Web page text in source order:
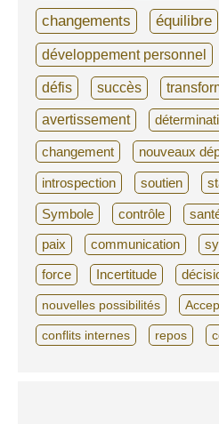
changements
équilibre
développement personnel
défis succès
avertissement
changement nouveaux
introspection soutien
Symbole contrôle
paix communication
force Incertitude
nouvelles possibilités
conflits internes repos